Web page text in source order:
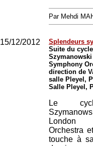
Par Mehdi
15/12/2012
Splendeurs
Suite du
Symphony
direction de
salle Pleyel,
Salle Pleyel,
Le
London
Orchestra
touche à